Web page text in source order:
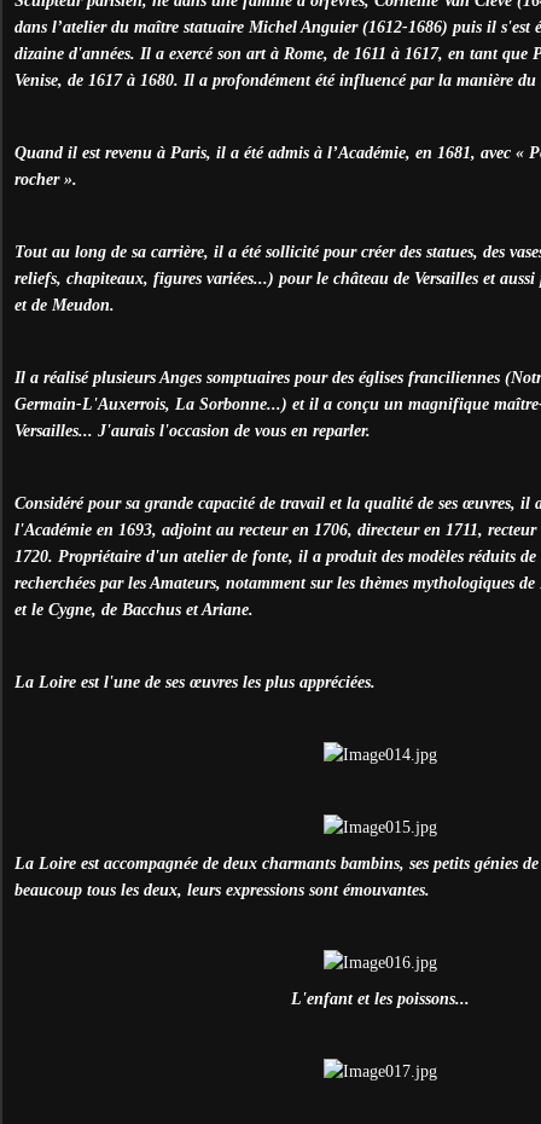
dans l’atelier du maître statuaire Michel Anguier (1612-1686) puis il s'est
dizaine d'années. Il a exercé son art à Rome, de 1611 à 1617, en tant que
Venise, de 1617 à 1680. Il a profondément été influencé par la manière
Quand il est revenu à Paris, il a été admis à l’Académie, en 1681, avec «
rocher ».
Tout au long de sa carrière, il a été sollicité pour créer des statues, des
reliefs, chapiteaux, figures variées...) pour le château de Versailles et
et de Meudon.
Il a réalisé plusieurs Anges somptuaires pour des églises franciliennes
Germain-L'Auxerrois, La Sorbonne...) et il a conçu un magnifique
Versailles... J'aurais l'occasion de vous en reparler.
Considéré pour sa grande capacité de travail et la qualité de ses œuvres, il
l'Académie en 1693, adjoint au recteur en 1706, directeur en 1711,
1720. Propriétaire d'un atelier de fonte, il a produit des modèles réduits de
recherchées par les Amateurs, notamment sur les thèmes mythologiques
et le Cygne, de Bacchus et Ariane.
La Loire est l'une de ses œuvres les plus appréciées.
La Loire est accompagnée de deux charmants bambins, ses petits génies
beaucoup tous les deux, leurs expressions sont émouvantes.
L'enfant et les poissons...